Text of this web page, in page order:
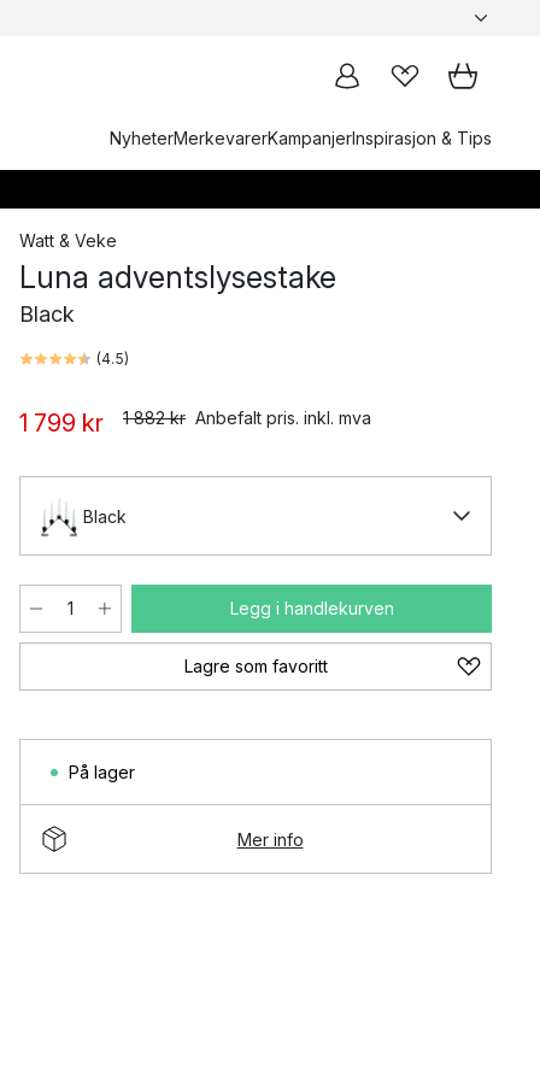
NyheterMerkevarerKampanjerInspirasjon & Tips
Watt & Veke
Luna adventslysestake
Black
(4.5)
1 799 kr 1 882 kr Anbefalt pris. inkl. mva
Black
Legg i handlekurven
Lagre som favoritt
På lager
Mer info